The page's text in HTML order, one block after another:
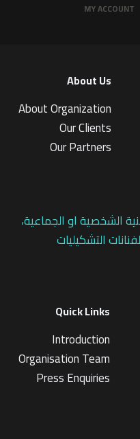
MY ACCOUNT
About Us
About Organization
Our Clients
Our Partners
الشخصية او الجماعية،
التشكيليات
Quick Links
Introduction
Organisation Team
Press Enquiries